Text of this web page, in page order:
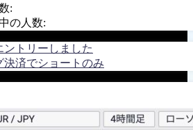
:
の人数:
トリーしました
済でショートのみ